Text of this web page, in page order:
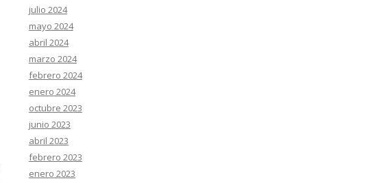
julio 2024
mayo 2024
abril 2024
marzo 2024
febrero 2024
enero 2024
octubre 2023
junio 2023
abril 2023
febrero 2023
enero 2023